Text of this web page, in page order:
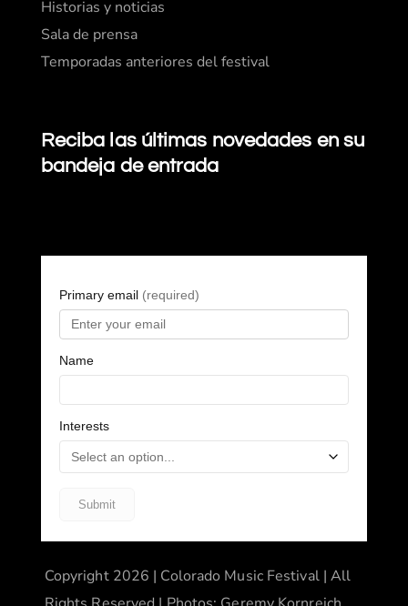
Historias y noticias
Sala de prensa
Temporadas anteriores del festival
Reciba las últimas novedades en su
bandeja de entrada
Copyright 2026 | Colorado Music Festival | All